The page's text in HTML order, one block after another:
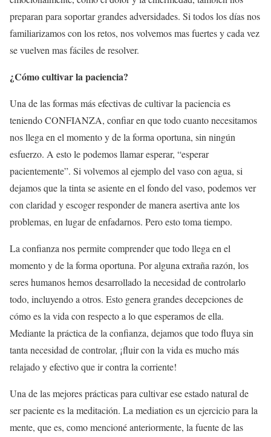
preparan para soportar grandes adversidades. Si todos los días nos
familiarizamos con los retos, nos volvemos mas fuertes y cada vez
se vuelven mas fáciles de resolver.
¿Cómo cultivar la paciencia?
Una de las formas más efectivas de cultivar la paciencia es
teniendo CONFIANZA, confiar en que todo cuanto necesitamos
nos llega en el momento y de la forma oportuna, sin ningún
esfuerzo. A esto le podemos llamar esperar, “esperar
pacientemente”. Si volvemos al ejemplo del vaso con agua, si
dejamos que la tinta se asiente en el fondo del vaso, podemos ver
con claridad y escoger responder de manera asertiva ante los
problemas, en lugar de enfadarnos. Pero esto toma tiempo.
La confianza nos permite comprender que todo llega en el
momento y de la forma oportuna. Por alguna extraña razón, los
seres humanos hemos desarrollado la necesidad de controlarlo
todo, incluyendo a otros. Esto genera grandes decepciones de
cómo es la vida con respecto a lo que esperamos de ella.
Mediante la práctica de la confianza, dejamos que todo fluya sin
tanta necesidad de controlar, ¡fluir con la vida es mucho más
relajado y efectivo que ir contra la corriente!
Una de las mejores prácticas para cultivar ese estado natural de
ser paciente es la meditación. La mediation es un ejercicio para la
mente, que es, como mencioné anteriormente, la fuente de las